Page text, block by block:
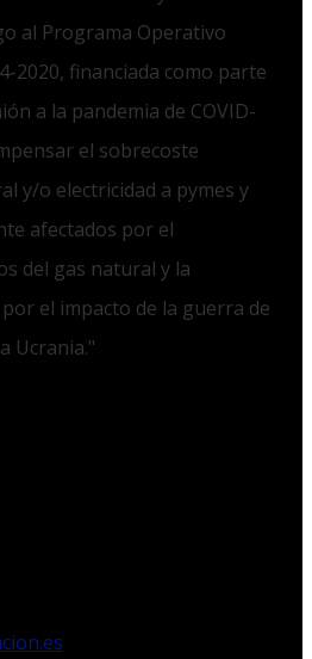
al Programa Operativo
2020, financiada como parte
a la pandemia de COVID-
el sobrecoste
y/o electricidad a pymes y
afectados por el
del gas natural y la
el impacto de la guerra de
Ucrania."